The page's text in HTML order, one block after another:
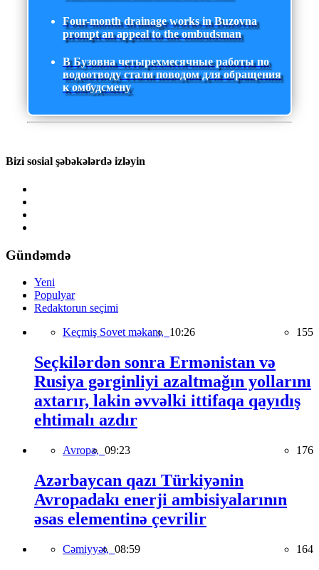
Four-month drainage works in Buzovna
prompt an appeal to the ombudsman
В Бузовна четырехмесячные работы по
водоотводу стали поводом для обращения
к омбудсмену
Bizi sosial şəbəkələrdə izləyin
Gündəmdə
Yeni
Populyar
Redaktorun seçimi
Keçmiş Sovet məkanı, 10:26 155
Seçkilərdən sonra Ermənistan və
Rusiya gərginliyi azaltmağın yollarını
axtarır, lakin əvvəlki ittifaqa qayıdış
ehtimalı azdır
Avropa, 09:23 176
Azərbaycan qazı Türkiyənin
Avropadakı enerji ambisiyalarının
əsas elementinə çevrilir
Cəmiyyət, 08:59 164